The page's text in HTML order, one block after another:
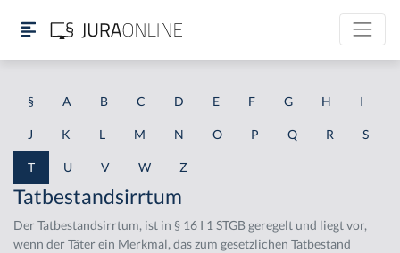
§ A B C D E F G H I
J K L M N O P Q R S
T U V W Z
Tatbestandsirrtum
Der Tatbestandsirrtum, ist in § 16 I 1 STGB geregelt und liegt vor,
wenn der Täter ein Merkmal, das zum gesetzlichen Tatbestand